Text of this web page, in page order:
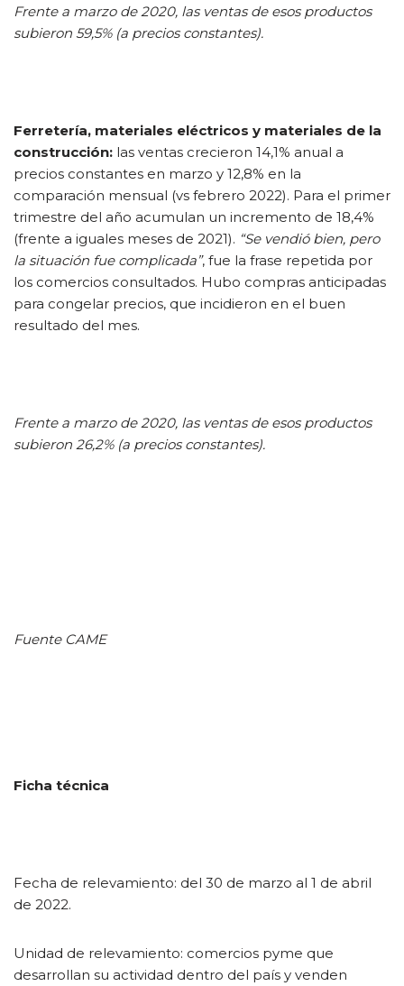
Frente a marzo de 2020, las ventas de esos productos
subieron 59,5% (a precios constantes).
Ferretería, materiales eléctricos y materiales de la
construcción: las ventas crecieron 14,1% anual a
precios constantes en marzo y 12,8% en la
comparación mensual (vs febrero 2022). Para el primer
trimestre del año acumulan un incremento de 18,4%
(frente a iguales meses de 2021). “Se vendió bien, pero
la situación fue complicada”, fue la frase repetida por
los comercios consultados. Hubo compras anticipadas
para congelar precios, que incidieron en el buen
resultado del mes.
Frente a marzo de 2020, las ventas de esos productos
subieron 26,2% (a precios constantes).
Fuente CAME
Ficha técnica
Fecha de relevamiento: del 30 de marzo al 1 de abril
de 2022.
Unidad de relevamiento: comercios pyme que
desarrollan su actividad dentro del país y venden